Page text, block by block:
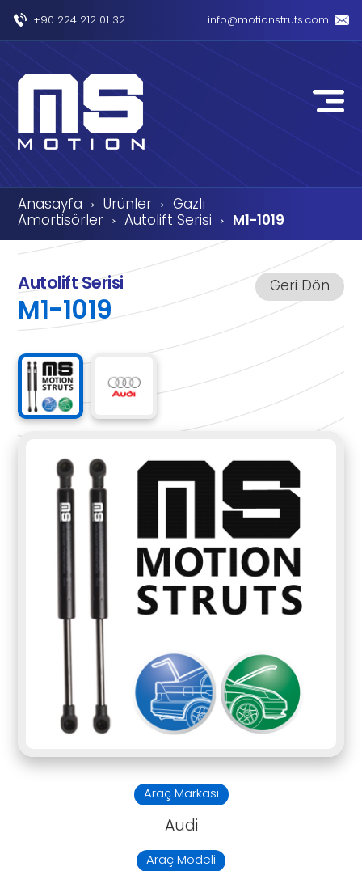
+90 224 212 01 32 info@motionstruts.com
Anasayfa › Ürünler › Gazlı
Amortisörler › Autolift Serisi › M1-1019
Geri Dön
Autolift Serisi
M1-1019
Araç Markası
Audi
Araç Modeli